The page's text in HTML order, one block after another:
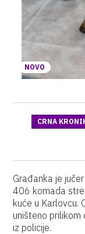
NOVO
CRNA
Građanka je
406 komada
kuće u Karlovcu.
uništeno prilikom
iz policije.